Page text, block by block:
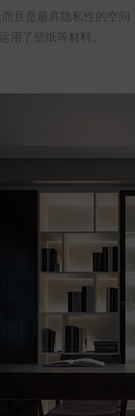
且是最具隐私性的空
用了壁纸等材料。